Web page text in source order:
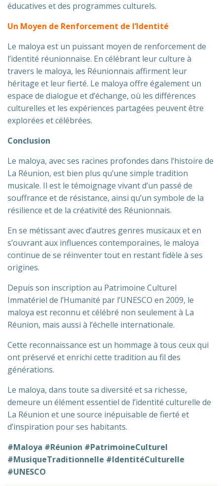
éducatives et des programmes culturels.
Un Moyen de Renforcement de l’Identité
Le maloya est un puissant moyen de renforcement de
l’identité réunionnaise. En célébrant leur culture à
travers le maloya, les Réunionnais affirment leur
héritage et leur fierté. Le maloya offre également un
espace de dialogue et d’échange, où les différences
culturelles et les expériences partagées peuvent être
explorées et célébrées.
Conclusion
Le maloya, avec ses racines profondes dans l’histoire de
La Réunion, est bien plus qu’une simple tradition
musicale. Il est le témoignage vivant d’un passé de
souffrance et de résistance, ainsi qu’un symbole de la
résilience et de la créativité des Réunionnais.
En se métissant avec d’autres genres musicaux et en
s’ouvrant aux influences contemporaines, le maloya
continue de se réinventer tout en restant fidèle à ses
origines.
Depuis son inscription au Patrimoine Culturel
Immatériel de l’Humanité par l’UNESCO en 2009, le
maloya est reconnu et célébré non seulement à La
Réunion, mais aussi à l’échelle internationale.
Cette reconnaissance est un hommage à tous ceux qui
ont préservé et enrichi cette tradition au fil des
générations.
Le maloya, dans toute sa diversité et sa richesse,
demeure un élément essentiel de l’identité culturelle de
La Réunion et une source inépuisable de fierté et
d’inspiration pour ses habitants.
#Maloya #Réunion #PatrimoineCulturel
#MusiqueTraditionnelle #IdentitéCulturelle
#UNESCO